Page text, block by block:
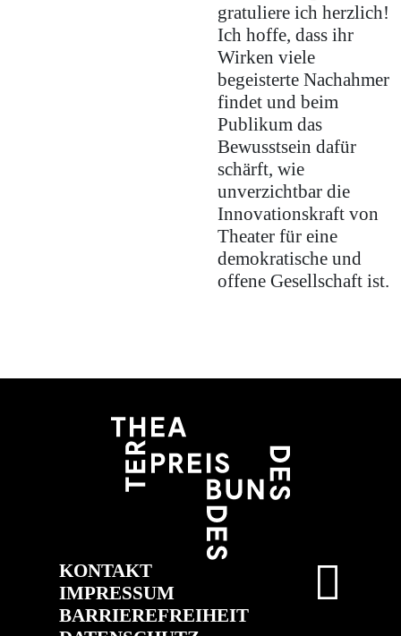
gratuliere ich herzlich!
Ich hoffe, dass ihr
Wirken viele
begeisterte Nachahmer
findet und beim
Publikum das
Bewusstsein dafür
schärft, wie
unverzichtbar die
Innovationskraft von
Theater für eine
demokratische und
offene Gesellschaft ist.
KONTAKT
IMPRESSUM
BARRIEREFREIHEIT